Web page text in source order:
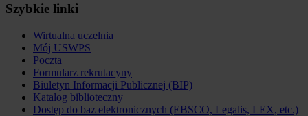
Szybkie linki
Wirtualna uczelnia
Mój USWPS
Poczta
Formularz rekrutacyny
Biuletyn Informacji Publicznej (BIP)
Katalog biblioteczny
Dostęp do baz elektronicznych (EBSCO, Legalis, LEX, etc.)